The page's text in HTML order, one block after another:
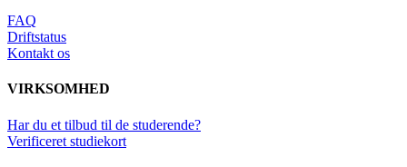
FAQ
Driftstatus
Kontakt os
VIRKSOMHED
Har du et tilbud til de studerende?
Verificeret studiekort